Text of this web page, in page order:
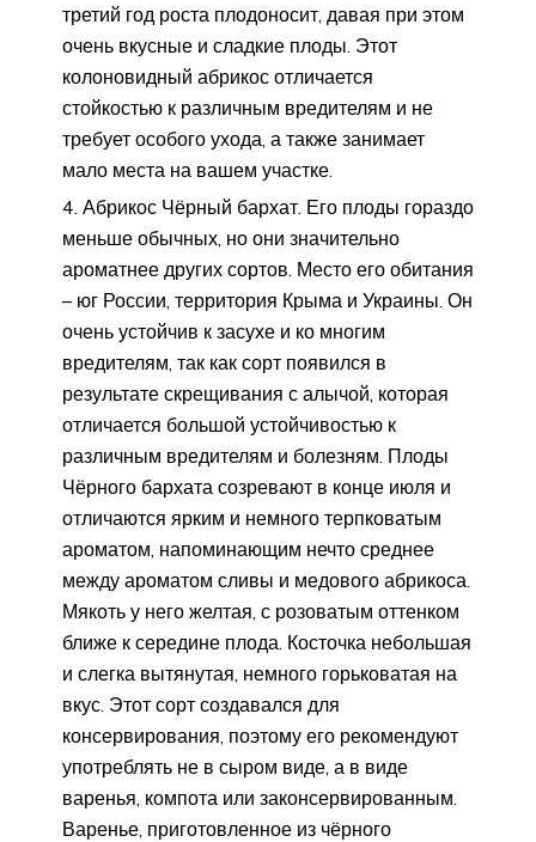
третий год роста плодоносит, давая при этом
очень вкусные и сладкие плоды. Этот
колоновидный абрикос отличается
стойкостью к различным вредителям и не
требует особого ухода, а также занимает
мало места на вашем участке.
Абрикос Чёрный бархат. Его плоды гораздо
меньше обычных, но они значительно
ароматнее других сортов. Место его обитания
– юг России, территория Крыма и Украины. Он
очень устойчив к засухе и ко многим
вредителям, так как сорт появился в
результате скрещивания с алычой, которая
отличается большой устойчивостью к
различным вредителям и болезням. Плоды
Чёрного бархата созревают в конце июля и
отличаются ярким и немного терпковатым
ароматом, напоминающим нечто среднее
между ароматом сливы и медового абрикоса.
Мякоть у него желтая, с розоватым оттенком
ближе к середине плода. Косточка небольшая
и слегка вытянутая, немного горьковатая на
вкус. Этот сорт создавался для
консервирования, поэтому его рекомендуют
употреблять не в сыром виде, а в виде
варенья, компота или законсервированным.
Варенье, приготовленное из чёрного